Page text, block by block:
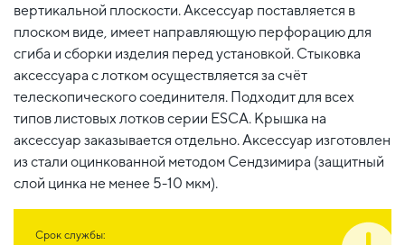
вертикальной плоскости. Аксессуар поставляется в
плоском виде, имеет направляющую перфорацию для
сгиба и сборки изделия перед установкой. Стыковка
аксессуара с лотком осуществляется за счёт
телескопического соединителя. Подходит для всех
типов листовых лотков серии ESCA. Крышка на
аксессуар заказывается отдельно. Аксессуар изготовлен
из стали оцинкованной методом Сендзимира (защитный
слой цинка не менее 5-10 мкм).
Срок службы: